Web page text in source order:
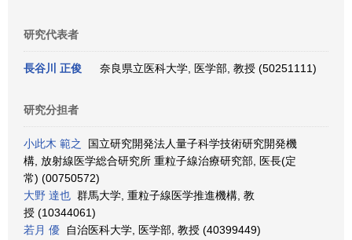
研究代表者
長谷川 正俊 奈良県立医科大学, 医学部, 教授 (50251111)
研究分担者
小此木 範之
国立研究開発法人量子科学技術研究開発機
構, 放射線医学総合研究所 重粒子線治療研究部, 医長(定
常) (00750572)
大野 達也 群馬大学, 重粒子線医学推進機構, 教
授 (10344061)
若月 優 自治医科大学, 医学部, 教授 (40399449)